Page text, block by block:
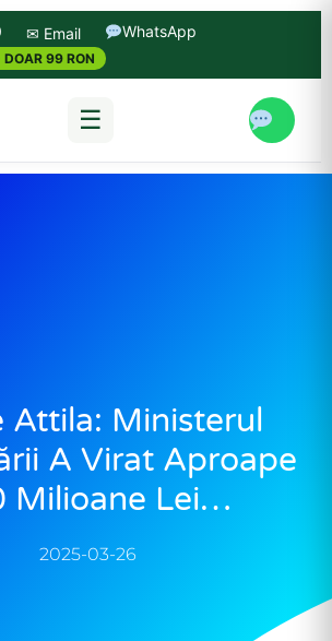
✉ Email WhatsApp
DOAR 99 RON
☰
Attila: Ministerul
A Virat Aproape
Milioane Lei…
2025-03-26